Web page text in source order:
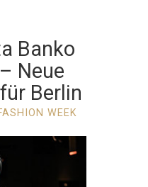
Banko
Neue
Berlin
WEEK